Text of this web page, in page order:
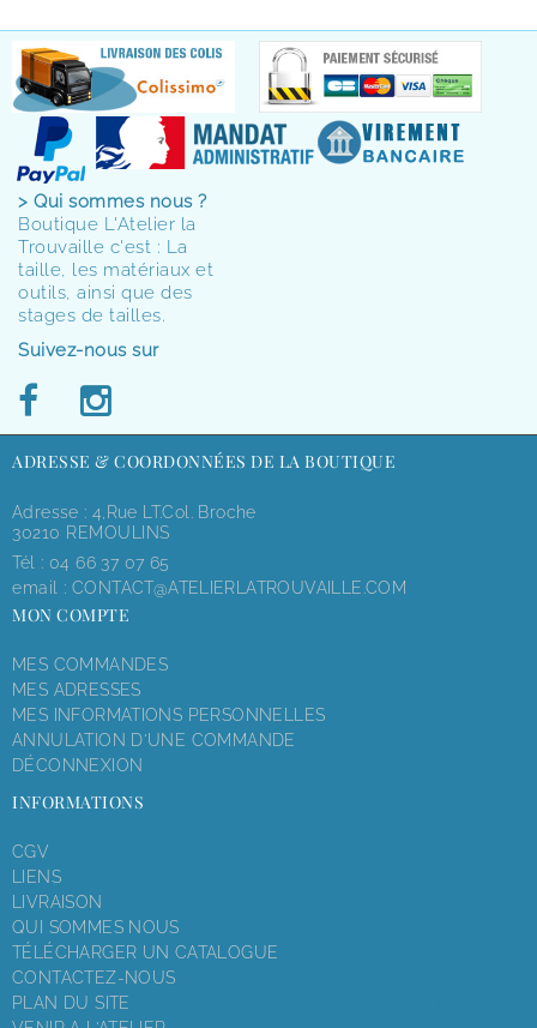
> Qui sommes nous ?
Boutique L'Atelier la
Trouvaille c'est : La
taille, les matériaux et
outils, ainsi que des
stages de tailles.
Suivez-nous sur
ADRESSE & COORDONNÉES DE LA BOUTIQUE
Adresse : 4,rue LT.Col. Broche
30210 REMOULINS
Tél : 04 66 37 07 65
email : CONTACT@ATELIERLATROUVAILLE.COM
MON COMPTE
MES COMMANDES
MES ADRESSES
MES INFORMATIONS PERSONNELLES
ANNULATION D'UNE COMMANDE
DÉCONNEXION
INFORMATIONS
CGV
LIENS
LIVRAISON
QUI SOMMES NOUS
TÉLÉCHARGER UN CATALOGUE
CONTACTEZ-NOUS
PLAN DU SITE